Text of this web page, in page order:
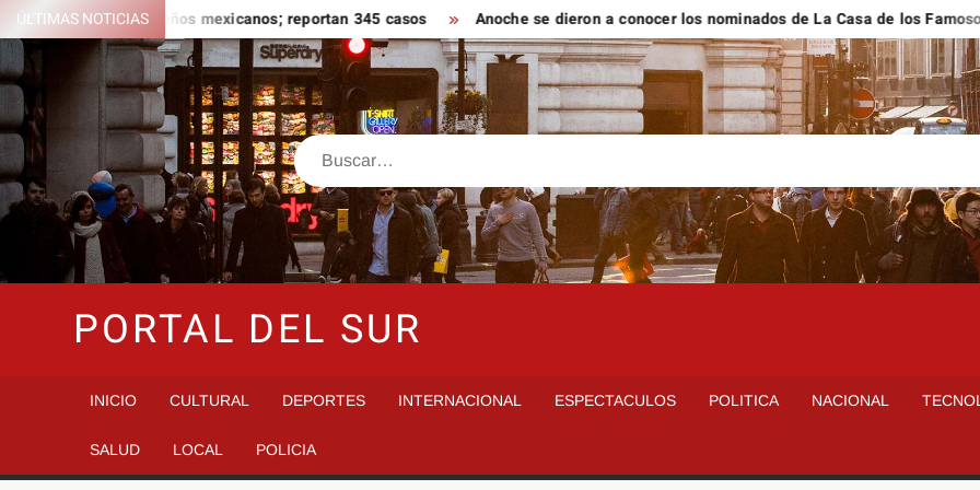
Saltar
al
contenido
ÚLTIMAS NOTICIAS
ligado a jalapeños mexicanos; reportan 345 casos Anoche se dieron a conocer los nominados de La Casa de los Famosos
Buscar
PORTAL DEL SUR
INICIO CULTURAL DEPORTES INTERNACIONAL ESPECTACULOS POLITICA NACIONAL
SALUD LOCAL POLICIA